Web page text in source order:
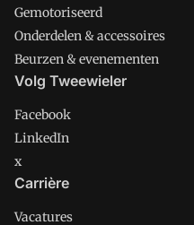
Gemotoriseerd
Onderdelen & accessoires
Beurzen & evenementen
Volg Tweewieler
Facebook
LinkedIn
x
Carrière
Vacatures